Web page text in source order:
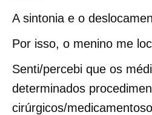
A sintonia e o
Por isso, o menino me
Senti/percebi que os
determinados
cirúrgicos/